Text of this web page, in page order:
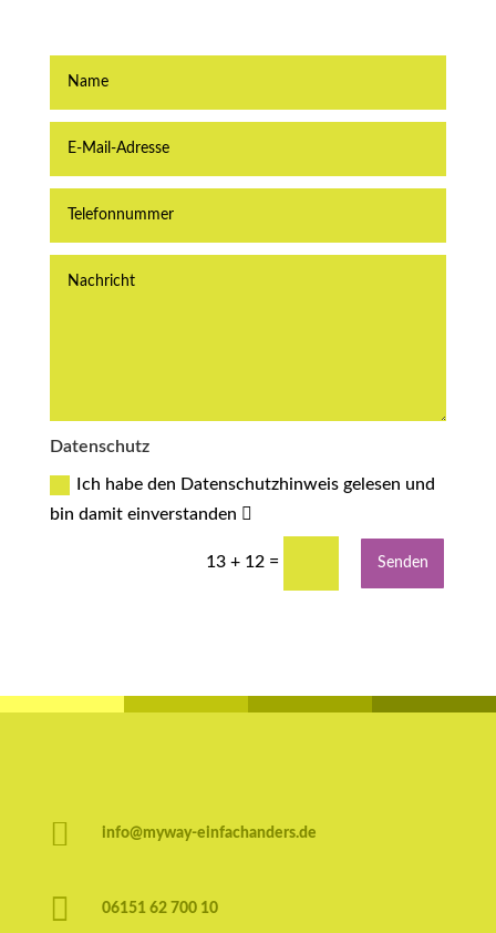
Datenschutz
Ich habe den Datenschutzhinweis gelesen und
bin damit einverstanden
13 + 12 = Senden
 info@myway-einfachanders.de
 06151 62 700 10